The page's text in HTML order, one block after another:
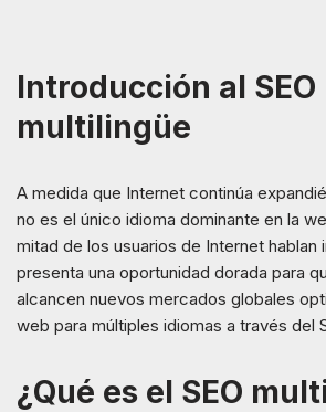
Introducción al SEO
multilingüe
A medida que Internet continúa
no es el único idioma dominante en la
mitad de los usuarios de Internet hablan
presenta una oportunidad dorada para
alcancen nuevos mercados globales
web para múltiples idiomas a través del
¿Qué es el SEO